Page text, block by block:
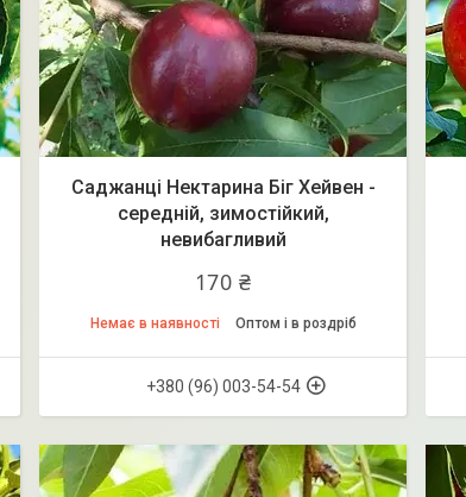
Саджанці Нектарина Біг Хейвен -
середній, зимостійкий,
невибагливий
170 ₴
Немає в наявності Оптом і в роздріб
+380 (96) 003-54-54